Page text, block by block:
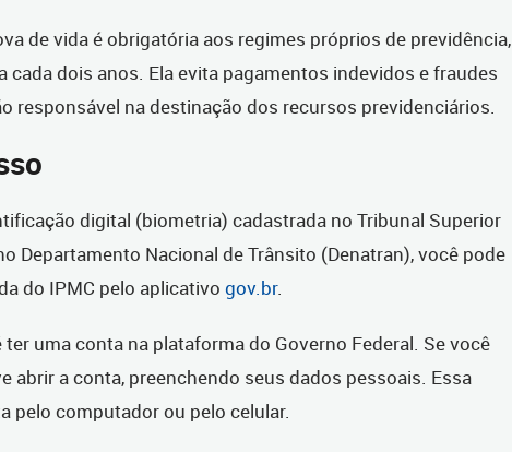
de vida é obrigatória aos regimes próprios de previdência,
cada dois anos. Ela evita pagamentos indevidos e fraudes
responsável na destinação dos recursos previdenciários.
digital (biometria) cadastrada no Tribunal Superior
Departamento Nacional de Trânsito (Denatran), você pode
do IPMC pelo aplicativo gov.br.
ter uma conta na plataforma do Governo Federal. Se você
abrir a conta, preenchendo seus dados pessoais. Essa
pelo computador ou pelo celular.